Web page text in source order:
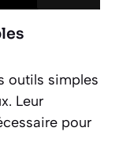
outils simples
Leur
pour